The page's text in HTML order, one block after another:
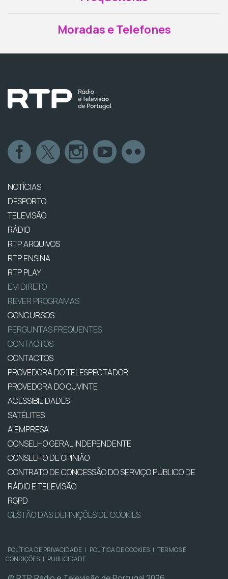
Moradas e Telefones
NOTÍCIAS
DESPORTO
TELEVISÃO
RÁDIO
RTP ARQUIVOS
RTP ENSINA
RTP PLAY
EM DIRETO
REVER PROGRAMAS
CONCURSOS
PERGUNTAS FREQUENTES
CONTACTOS
CONTACTOS
PROVEDORA DO TELESPECTADOR
PROVEDORA DO OUVINTE
ACESSIBILIDADES
SATÉLITES
A EMPRESA
CONSELHO GERAL INDEPENDENTE
CONSELHO DE OPINIÃO
CONTRATO DE CONCESSÃO DO SERVIÇO PÚBLICO DE
RÁDIO E TELEVISÃO
RGPD
GESTÃO DAS DEFINIÇÕES DE COOKIES
POLÍTICA DE PRIVACIDADE | POLÍTICA DE COOKIES | TERMOS E
CONDIÇÕES | PUBLICIDADE